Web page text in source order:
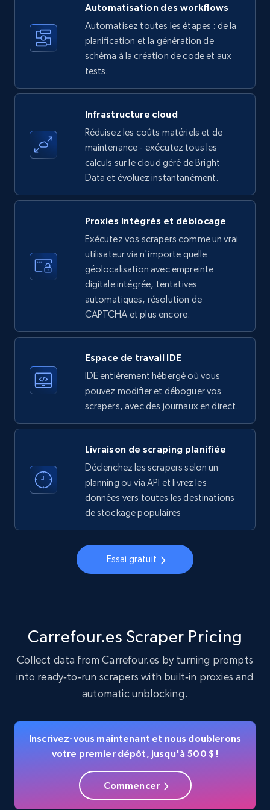
35.3K+ 5.7K+ Essai gratuit
upc numbers
Title, Seller name, Brand, Description, Initial
price, Currency, Availability, Reviews count, and
more.
LinkedIn company information
ID, Name, Country code, Locations, Followers,
Employees in linkedin, About, Specialties, and
Instagram - Profiles
Account, Fbid, ID, Followers, Posts count, Is
verified, and more.
22.4K+ 3.5K+ Essai gratuit
Account, Fbid, ID, Followers, Posts count, Is
business account, Is professional account, Is
Crunchbase companies information
Name, URL, ID, Cb rank, Region, About,
15.6K+ 1.6K+ Essai gratuit
Crunchbase companies information -
Automatisation des workflows
Automatisez toutes les étapes : de la
planification et la génération de
schéma à la création de code et aux
tests.
Infrastructure cloud
Réduisez les coûts matériels et de
maintenance - exécutez tous les
calculs sur le cloud géré de Bright
Data et évoluez instantanément.
Proxies intégrés et déblocage
Exécutez vos scrapers comme un vrai
utilisateur via n'importe quelle
géolocalisation avec empreinte
digitale intégrée, tentatives
automatiques, résolution de
CAPTCHA et plus encore.
Espace de travail IDE
IDE entièrement hébergé où vous
pouvez modifier et déboguer vos
scrapers, avec des journaux en direct.
Livraison de scraping planifiée
Déclenchez les scrapers selon un
planning ou via API et livrez les
données vers toutes les destinations
de stockage populaires
Essai gratuit
Carrefour.es Scraper Pricing
Collect data from Carrefour.es by turning prompts
into ready‑to‑run scrapers with built‑in proxies and
automatic unblocking.
Inscrivez-vous maintenant et nous doublerons
votre premier dépôt, jusqu'à 500 $ !
Commencer